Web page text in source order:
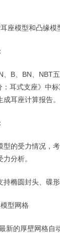
座模型和凸缘模
：
B BN NBT
：耳式支座》中
成耳座计算报告。
：
型的受力情况，
分析。
持椭圆封头、碟
型网格
新的厚壁网格自